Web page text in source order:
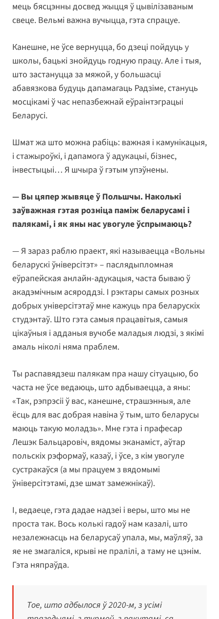
мець бясцэнны досвед жыцця ў цывілізаваным
свеце. Вельмі важна вучыцца, гэта спрацуе.
Канешне, не ўсе вернуцца, бо дзеці пойдуць у
школы, бацькі знойдуць годную працу. Але і тыя,
што застануцца за мяжой, у большасці
абавязкова будуць дапамагаць Радзіме, стануць
мосцікамі ў час непазбежнай еўраінтэграцыі
Беларусі.
Шмат жа што можна рабіць: важная і камунікацыя,
і стажыроўкі, і дапамога ў адукацыі, бізнес,
інвестыцыі… Я шчыра ў гэтым упэўнены.
— Вы цяпер жывяце ў Польшчы. Наколькі
заўважная гэтая розніца паміж беларусамі і
палякамі, і як яны нас увогуле ўспрымаюць?
— Я зараз раблю праект, які называецца «Вольны
беларускі ўніверсітэт» – паслядыпломная
еўрапейская анлайн-адукацыя, часта бываю ў
акадэмічным асяроддзі. І рэктары самых розных
добрых універсітэтаў мне кажуць пра беларускіх
студэнтаў. Што гэта самыя працавітыя, самыя
цікаўныя і адданыя вучобе маладыя людзі, з якімі
амаль ніколі няма праблем.
Ты распавядзеш палякам пра нашу сітуацыю, бо
часта не ўсе ведаюць, што адбываецца, а яны:
«Так, рэпрэсіі ў вас, канешне, страшэнныя, але
ёсць для вас добрая навіна ў тым, што беларусы
маюць такую моладзь». Мне гэта і прафесар
Лешэк Бальцаровіч, вядомы эканаміст, аўтар
польскіх рэформаў, казаў, і ўсе, з кім увогуле
сустракаўся (а мы працуем з вядомымі
ўніверсітэтамі, дзе шмат замежнікаў).
І, ведаеце, гэта дадае надзеі і веры, што мы не
проста так. Вось колькі гадоў нам казалі, што
незалежнасць на беларусаў упала, мы, маўляў, за
яе не змагаліся, крыві не пралілі, а таму не цэнім.
Гэта няпраўда.
Тое, што адбылося ў 2020-м, з усімі